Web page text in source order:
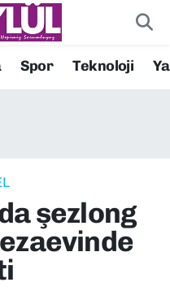
Spor Teknoloji
şezlong
ve Fikstür